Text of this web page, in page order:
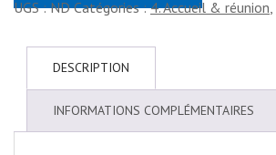
UGS :ND Catégories :4. Accueil & réunion
DESCRIPTION
INFORMATIONS COMPLÉMENTAIRES